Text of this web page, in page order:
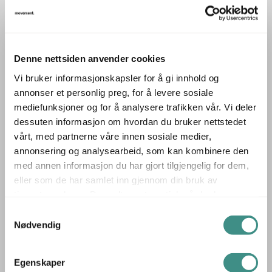
Denne nettsiden anvender cookies
Vi bruker informasjonskapsler for å gi innhold og
annonser et personlig preg, for å levere sosiale
mediefunksjoner og for å analysere trafikken vår. Vi deler
dessuten informasjon om hvordan du bruker nettstedet
vårt, med partnerne våre innen sosiale medier,
annonsering og analysearbeid, som kan kombinere den
med annen informasjon du har gjort tilgjengelig for dem,
eller som de har samlet inn gjennom din bruk av
Nødvendig
Egenskaper
1 Bluetooth 4.0 tilkobling (apt-X dekoding for overføring
1 Subwoofer utgang
Utrustet med:
Dolby Digital™ Decoding
DTS TruSurround™
Integrert subwoofer
Virtuell-surround & stereo lyd
- 3 presets for optimal akustisk tilpasning til lytterommet.